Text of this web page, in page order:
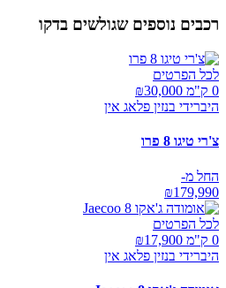
רכבים נוספים שגולשים בדקו
לכל הפרטים
0 ק"מ ₪
30,000
היברידי בנזין פלאג אין
צ'רי טיגו 8 פרו
החל מ-
₪179,990
לכל הפרטים
0 ק"מ ₪
17,900
היברידי בנזין פלאג אין